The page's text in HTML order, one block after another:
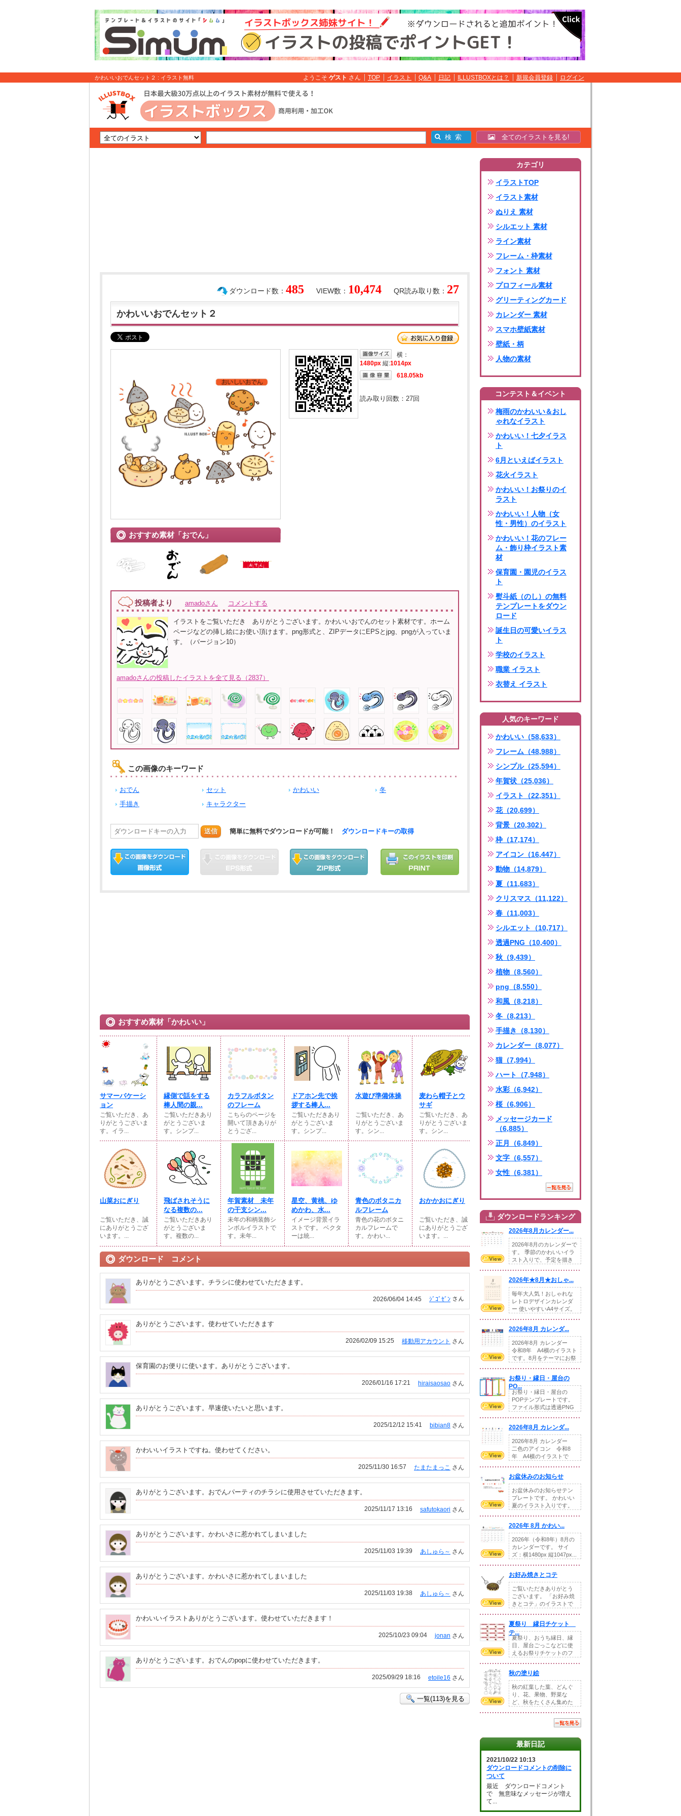
かわいいおでんセット２ : イラスト無料 ようこそ ゲスト さん TOP イラスト Q&A 日記 ILLUSTBOXとは？ 新規会員登録 ログイン
全てのイラストを見る!
QR読み取り数： 27
VIEW数： 10,474
ダウンロード数： 485
かわいいおでんセット２
おすすめ素材「おでん」
横：
1480px 縦:1014px
618.05kb
読み取り回数： 27回
投稿者より amadoさん コメントする
イラストをご覧いただき ありがとうございます。かわいいおでんのセット素材です。ホーム
ページなどの挿し絵にお使い頂けます。png形式と、ZIPデータにEPSとjpg、pngが入っていま
す。（バージョン10）
amadoさんの投稿したイラストを全て見る（2837）
この画像のキーワード
おでん セット かわいい
冬
手描き
キャラクター
送信 簡単に無料でダウンロードが可能！ ダウンロードキーの取得
おすすめ素材「かわいい」
サマーバケーシ
ョン
ご覧いただき、あ
りがとうございま
す。イラ...
縁側で話をする
棒人間の親...
ご覧いただきあり
がとうございま
す。シンプ...
カラフルボタン
のフレーム
こちらのページを
開いて頂きありが
とうござ...
ドアホン先で挨
拶する棒人...
ご覧いただきあり
がとうございま
す。シンプ...
水遊び準備体操
ご覧いただき、あ
りがとうございま
す。シン...
麦わら帽子とウ
サギ
ご覧いただき、あ
りがとうございま
す。シン...
山菜おにぎり
ご覧いただき、誠
にありがとうござ
います。...
飛ばされそうに
なる複数の...
ご覧いただきあり
がとうございま
す。複数の...
年賀素材 未年
の干支シン...
未年の和柄装飾シ
ンボルイラストで
す。未年...
星空、黄桃、ゆ
めかわ、水...
イメージ背景イラ
ストです。 ベクタ
ーは統...
青色のボタニカ
ルフレーム
青色の花のボタニ
カルフレームで
す。かわい...
おかかおにぎり
ご覧いただき、誠
にありがとうござ
います。...
ダウンロード コメント
ありがとうございます。チラシに使わせていただきます。
ｼﾞｺﾞｾﾞﾝ さん
2026/06/04 14:45
ありがとうございます。使わせていただきます
移動用アカウント さん
2026/02/09 15:25
保育園のお便りに使います。ありがとうございます。
hiraisaosao さん
2026/01/16 17:21
ありがとうございます。早速使いたいと思います。
bibian8 さん
2025/12/12 15:41
かわいいイラストですね。使わせてください。
たまたまっこ さん
2025/11/30 16:57
ありがとうございます。おでんパーティのチラシに使用させていただきます。
safutokaori さん
2025/11/17 13:16
ありがとうございます。かわいさに惹かれてしまいました
あしゅら～ さん
2025/11/03 19:39
ありがとうございます。かわいさに惹かれてしまいました
あしゅら～ さん
2025/11/03 19:38
かわいいイラストありがとうございます。使わせていただきます！
jonan さん
2025/10/23 09:04
ありがとうございます。おでんのpopに使わせていただきます。
etoile16 さん
2025/09/29 18:16
一覧(113)を見る
カテゴリ
イラストTOP
イラスト素材
ぬりえ 素材
シルエット 素材
ライン素材
フレーム・枠素材
フォント 素材
プロフィール素材
グリーティングカード
カレンダー 素材
スマホ壁紙素材
壁紙・柄
人物の素材
コンテスト＆イベント
梅雨のかわいい＆おし
ゃれなイラスト
かわいい！七夕イラス
ト
6月といえばイラスト
花火イラスト
かわいい！お祭りのイ
ラスト
かわいい！人物（女
性・男性）のイラスト
かわいい！花のフレー
ム・飾り枠イラスト素
材
保育園・園児のイラス
ト
熨斗紙（のし）の無料
テンプレートをダウン
ロード
誕生日の可愛いイラス
ト
学校のイラスト
職業 イラスト
衣替え イラスト
人気のキーワード
かわいい（58,633）
フレーム（48,988）
シンプル（25,594）
年賀状（25,036）
イラスト（22,351）
花（20,699）
背景（20,302）
枠（17,174）
アイコン（16,447）
動物（14,879）
夏（11,683）
クリスマス（11,122）
春（11,003）
シルエット（10,717）
透過PNG（10,400）
秋（9,439）
植物（8,560）
png（8,550）
和風（8,218）
冬（8,213）
手描き（8,130）
カレンダー（8,077）
猫（7,994）
ハート（7,948）
水彩（6,942）
桜（6,906）
メッセージカード
（6,885）
正月（6,849）
文字（6,557）
女性（6,381）
ダウンロードランキング
2026年8月カレンダー...
2026年8月のカレンダーで
す。 季節のかわいいイラ
スト入りで、予定を描き
2026年★8月★おしゃ...
毎年大人気！おしゃれな
レトロデザインカレンダ
ー 使いやすいA4サイズ。
2026年8月 カレンダ...
2026年8月 カレンダー
令和8年 A4横のイラスト
です。8月をテーマにお祭
お祭り・縁日・屋台の
PO...
お祭り・縁日・屋台の
POPテンプレートです。
ファイル形式は透過PNG
2026年8月 カレンダ...
2026年8月 カレンダー
二色のアイコン 令和8
年 A4横のイラストで
お盆休みのお知らせ
お盆休みのお知らせテン
プレートです。 かわいい
夏のイラスト入りです。
2026年 8月 かわい...
2026年（令和8年）8月の
カレンダーです。 サイ
ズ：横1480px 縦1047px...
お好み焼きとコテ
ご覧いただきありがとう
ございます。 「お好み焼
きとコテ」のイラストで
夏祭り 縁日チケット
テ...
夏祭り、おうち縁日、縁
日、屋台ごっこなどに使
えるお祭りチケットのフ
秋の塗り絵
秋の紅葉した葉、どんぐ
り、花、果物、野菜な
ど、秋をたくさん集めた
最新日記
2021/10/22 10:13
ダウンロードコメントの削除に
ついて
最近 ダウンロードコメント
で 無意味なメッセージが増え
て...